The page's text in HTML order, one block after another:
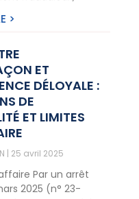
>
ET
DÉLOYALE :
DE
ET LIMITES
25 avril 2025
Par un arrêt
2025 (n° 23-